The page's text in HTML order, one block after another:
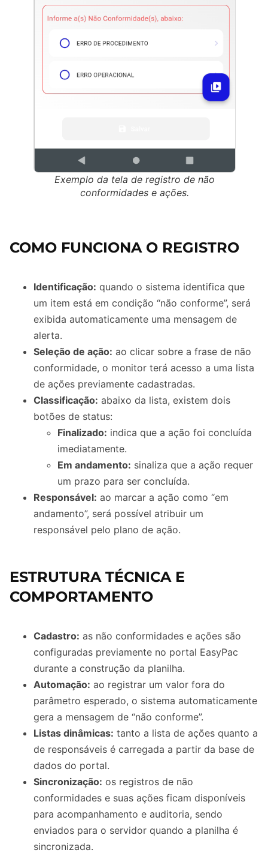
Exemplo da tela de registro de não
conformidades e ações.
COMO FUNCIONA O REGISTRO
Identificação: quando o sistema identifica que
um item está em condição “não conforme”, será
exibida automaticamente uma mensagem de
alerta.
Seleção de ação: ao clicar sobre a frase de não
conformidade, o monitor terá acesso a uma lista
de ações previamente cadastradas.
Classificação: abaixo da lista, existem dois
botões de status:
Finalizado: indica que a ação foi concluída
imediatamente.
Em andamento: sinaliza que a ação requer
um prazo para ser concluída.
Responsável: ao marcar a ação como “em
andamento”, será possível atribuir um
responsável pelo plano de ação.
ESTRUTURA TÉCNICA E
COMPORTAMENTO
Cadastro: as não conformidades e ações são
configuradas previamente no portal EasyPac
durante a construção da planilha.
Automação: ao registrar um valor fora do
parâmetro esperado, o sistema automaticamente
gera a mensagem de “não conforme”.
Listas dinâmicas: tanto a lista de ações quanto a
de responsáveis é carregada a partir da base de
dados do portal.
Sincronização: os registros de não
conformidades e suas ações ficam disponíveis
para acompanhamento e auditoria, sendo
enviados para o servidor quando a planilha é
sincronizada.